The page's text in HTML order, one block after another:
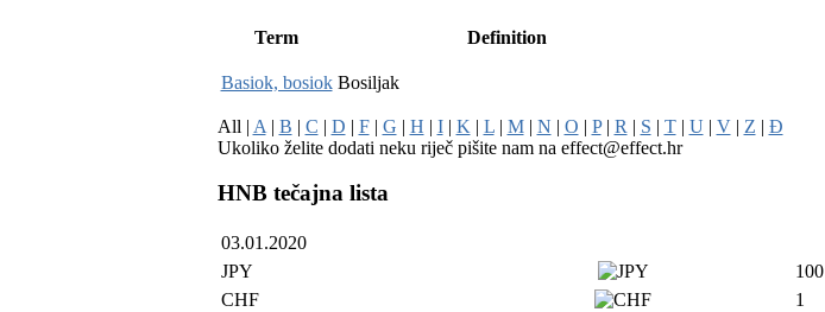
Term Definition
Basiok, bosiok Bosiljak
All | A | B | C | D | F| G | H | I| K | L| M| N | O | P| R | S | T| U | V| Z | Đ
Ukoliko želite dodati neku riječ pišite nam na effect@effect.hr
HNB tečajna lista
03.01.2020
JPY
100
CHF
1